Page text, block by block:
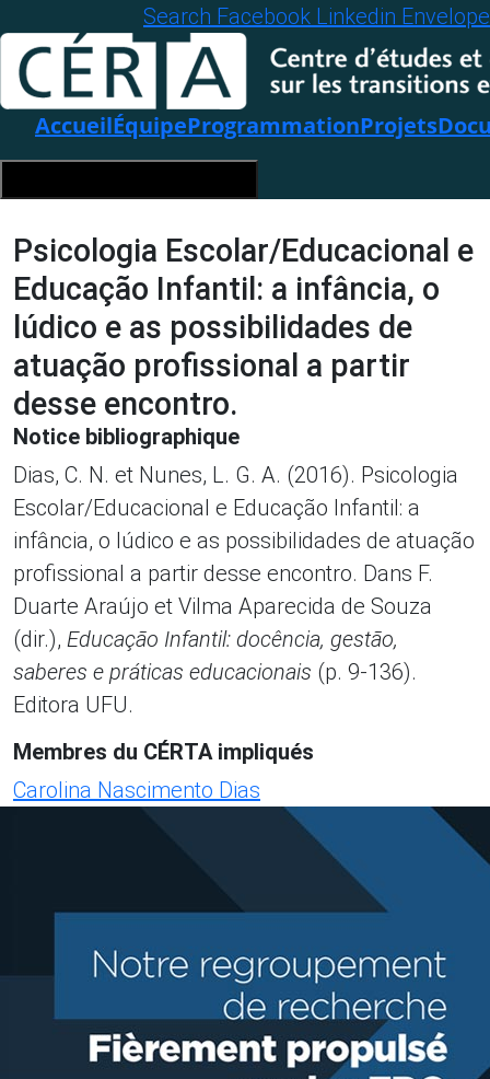
Search Facebook Linkedin Envelope
AccueilÉquipeProgrammationProjets
Psicologia Escolar/Educacional e
Educação Infantil: a infância, o
lúdico e as possibilidades de
atuação profissional a partir
desse encontro.
Notice bibliographique
Dias, C. N. et Nunes, L. G. A. (2016). Psicologia
Escolar/Educacional e Educação Infantil: a
infância, o lúdico e as possibilidades de atuação
profissional a partir desse encontro. Dans F.
Duarte Araújo et Vilma Aparecida de Souza
(dir.), Educação Infantil: docência, gestão,
saberes e práticas educacionais (p. 9-136).
Editora UFU.
Membres du CÉRTA impliqués
Carolina Nascimento Dias